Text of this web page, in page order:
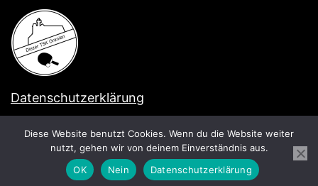
Datenschutzerklärung
Stolz präsentiert vonWordPress.
Diese Website benutzt Cookies. Wenn du die Website weiter
nutzt, gehen wir von deinem Einverständnis aus.
OK
Nein Datenschutzerklärung